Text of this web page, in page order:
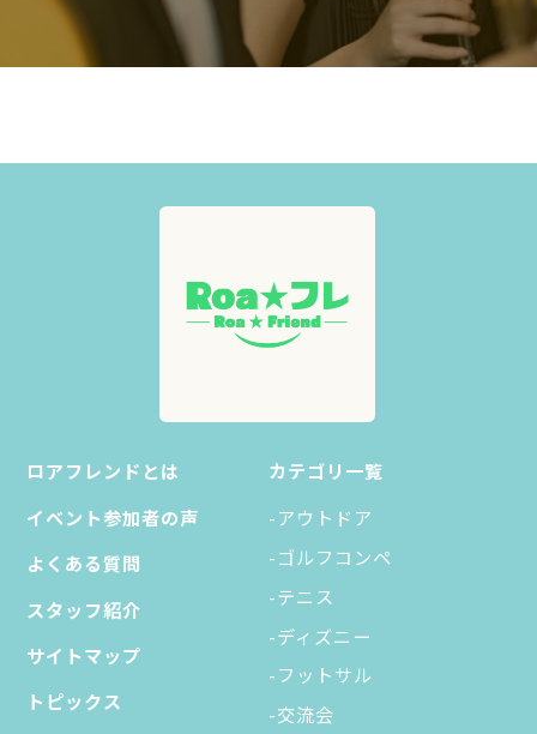
ロアフレンドとは
イベント参加者の声
よくある質問
スタッフ紹介
サイトマップ
トピックス
カテゴリ一覧
-アウトドア
-ゴルフコンペ
-テニス
-ディズニー
-フットサル
-交流会